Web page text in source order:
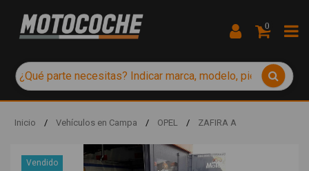
0
Inicio / Vehículos en Campa / OPEL / ZAFIRA A
Vendido